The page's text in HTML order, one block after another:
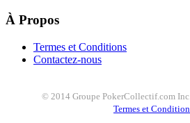
À Propos
Termes et Conditions
Contactez-nous
© 2014 Groupe PokerCollectif.com Inc.
Termes et